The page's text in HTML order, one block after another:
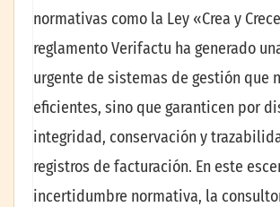
normativas como la Ley «Crea y
reglamento Verifactu ha generado
urgente de sistemas de gestión que
eficientes, sino que garanticen por
integridad, conservación y
registros de facturación. En este
incertidumbre normativa, la